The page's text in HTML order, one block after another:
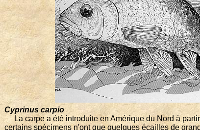
Cyprinus carpio
La carpe a été introduite en Amérique du Nord à
certains spécimens n'ont que quelques écailles de